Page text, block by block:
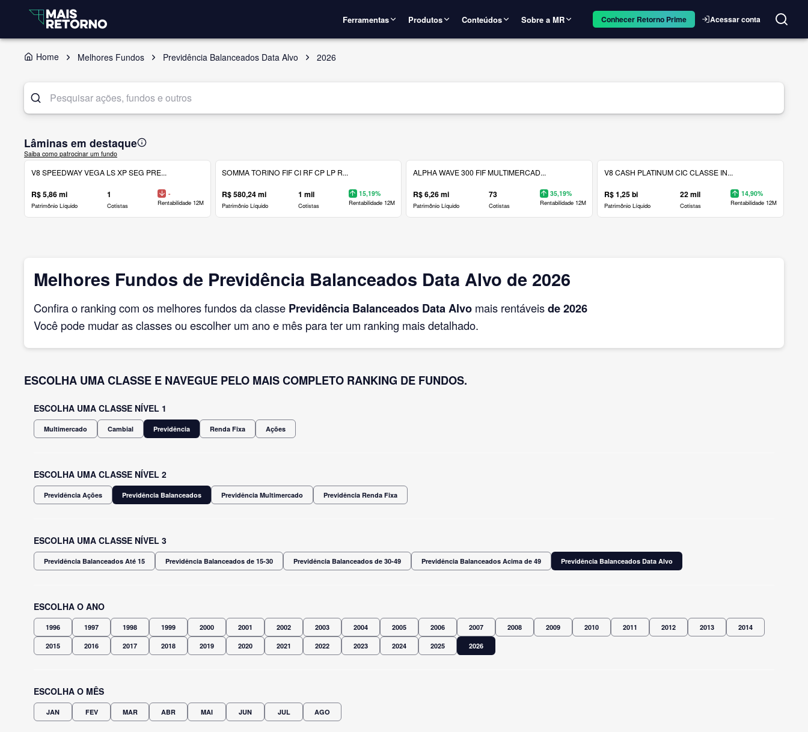
Ferramentas Produtos Conteúdos Sobre a MR Conhecer Retorno Prime Acessar conta
Home Melhores Fundos Previdência Balanceados Data Alvo 2026
Lâminas em destaque
Saiba como patrocinar um fundo
V8 SPEEDWAY VEGA LS XP SEG PRE...
R$ 5,86 mi
Patrimônio Líquido
1
Cotistas
-
Rentabilidade 12M
SOMMA TORINO FIF CI RF CP LP R...
R$ 580,24 mi
Patrimônio Líquido
1 mil
Cotistas
15,19%
Rentabilidade 12M
ALPHA WAVE 300 FIF MULTIMERCAD...
R$ 6,26 mi
Patrimônio Líquido
73
Cotistas
35,19%
Rentabilidade 12M
V8 CASH PLATINUM CIC CLASSE IN...
R$ 1,25 bi
Patrimônio Líquido
22 mil
Cotistas
14,90%
Rentabilidade 12M
Melhores Fundos de Previdência Balanceados Data Alvo de 2026
Confira o ranking com os melhores fundos da classe Previdência Balanceados Data Alvo mais rentáveisde 2026
Você pode mudar as classes ou escolher um ano e mês para ter um ranking mais detalhado.
ESCOLHA UMA CLASSE E NAVEGUE PELO MAIS COMPLETO RANKING DE FUNDOS.
ESCOLHA UMA CLASSE NÍVEL 1
Multimercado Cambial Previdência Renda Fixa Ações
ESCOLHA UMA CLASSE NÍVEL 2
Previdência Ações Previdência Balanceados Previdência Multimercado Previdência Renda Fixa
ESCOLHA UMA CLASSE NÍVEL 3
Previdência Balanceados Até 15 Previdência Balanceados de 15-30 Previdência Balanceados de 30-49 Previdência Balanceados Acima de 49 Previdência Balanceados Data Alvo
ESCOLHA O ANO
1996 1997 1998 1999 2000 2001 2002 2003 2004 2005 2006 2007 2008 2009 2010 2011 2012 2013 2014
2015 2016 2017 2018 2019 2020 2021 2022 2023 2024 2025 2026
ESCOLHA O MÊS
JAN FEV MAR ABR MAI JUN JUL AGO